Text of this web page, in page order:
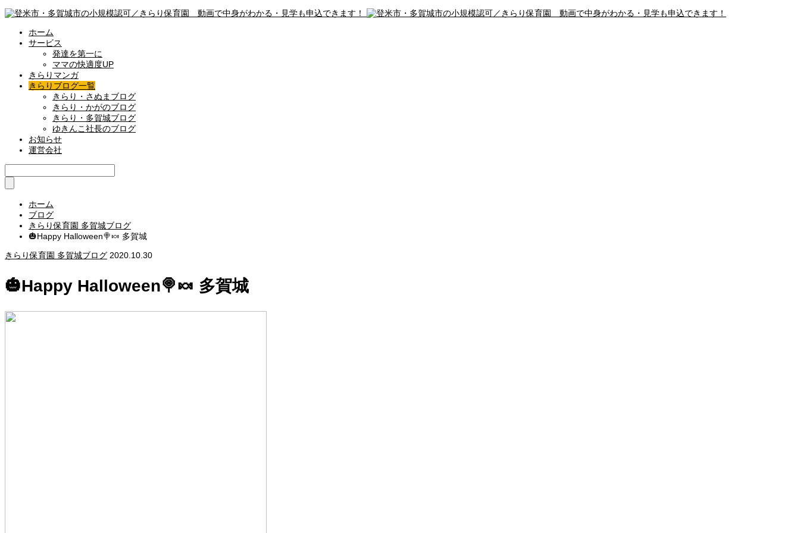
ホーム
サービス
発達を第一に
ママの快適度UP
きらりマンガ
きらりブログ一覧
きらり・さぬまブログ
きらり・かがのブログ
きらり・多賀城ブログ
ゆきんこ社長のブログ
お知らせ
運営会社
ホーム
ブログ
きらり保育園 多賀城ブログ
🎃Happy Halloween🍭🍬 多賀城
きらり保育園 多賀城ブログ 2020.10.30
🎃Happy Halloween🍭🍬 多賀城